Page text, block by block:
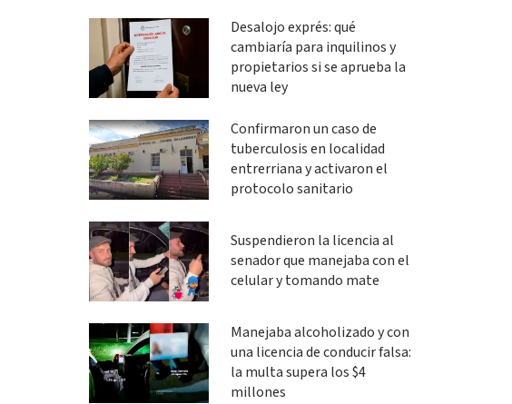
Desalojo exprés: qué
cambiaría para inquilinos y
propietarios si se aprueba la
nueva ley
Confirmaron un caso de
tuberculosis en localidad
entrerriana y activaron el
protocolo sanitario
Suspendieron la licencia al
senador que manejaba con el
celular y tomando mate
Manejaba alcoholizado y con
una licencia de conducir falsa:
la multa supera los $4
millones